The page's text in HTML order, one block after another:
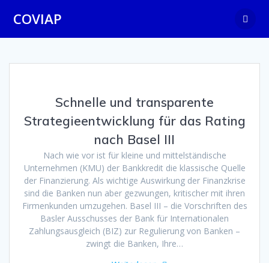
COVIAP
Schnelle und transparente
Strategieentwicklung für das Rating
nach Basel III
Nach wie vor ist für kleine und mittelständische
Unternehmen (KMU) der Bankkredit die klassische Quelle
der Finanzierung. Als wichtige Auswirkung der Finanzkrise
sind die Banken nun aber gezwungen, kritischer mit ihren
Firmenkunden umzugehen. Basel III – die Vorschriften des
Basler Ausschusses der Bank für Internationalen
Zahlungsausgleich (BIZ) zur Regulierung von Banken –
zwingt die Banken, Ihre…